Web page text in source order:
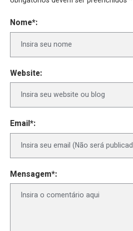
Nome*:
Website:
Email*:
Mensagem*: